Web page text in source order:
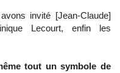
invité [Jean-Claude]
Lecourt, enfin les
tout un symbole de